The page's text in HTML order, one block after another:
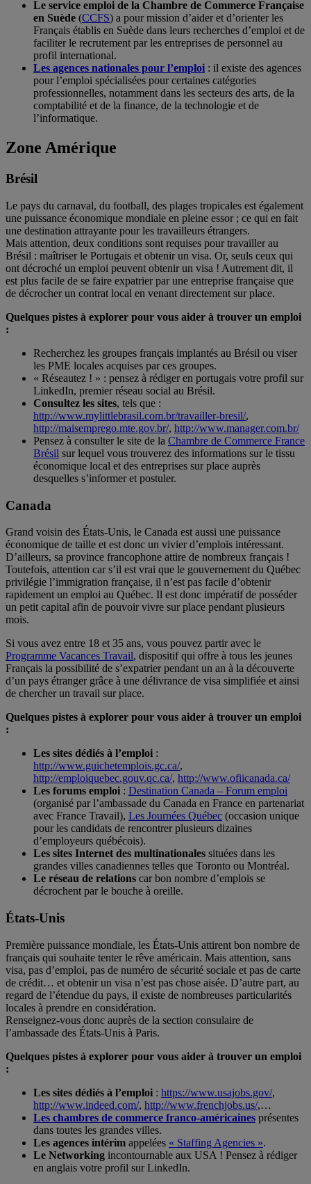
Le service emploi de la Chambre de Commerce Française
en Suède (CCFS) a pour mission d’aider et d’orienter les
Français établis en Suède dans leurs recherches d’emploi et de
faciliter le recrutement par les entreprises de personnel au
profil international.
Les agences nationales pour l’emploi : il existe des agences
pour l’emploi spécialisées pour certaines catégories
professionnelles, notamment dans les secteurs des arts, de la
comptabilité et de la finance, de la technologie et de
l’informatique.
Zone Amérique
Brésil
Le pays du carnaval, du football, des plages tropicales est également
une puissance économique mondiale en pleine essor ; ce qui en fait
une destination attrayante pour les travailleurs étrangers.
Mais attention, deux conditions sont requises pour travailler au
Brésil : maîtriser le Portugais et obtenir un visa. Or, seuls ceux qui
ont décroché un emploi peuvent obtenir un visa ! Autrement dit, il
est plus facile de se faire expatrier par une entreprise française que
de décrocher un contrat local en venant directement sur place.
Quelques pistes à explorer pour vous aider à trouver un emploi
:
Recherchez les groupes français implantés au Brésil ou viser
les PME locales acquises par ces groupes.
« Réseautez ! » : pensez à rédiger en portugais votre profil sur
LinkedIn, premier réseau social au Brésil.
Consultez les sites, tels que :
http://www.mylittlebrasil.com.br/travailler-bresil/,
http://maisemprego.mte.gov.br/, http://www.manager.com.br/
Pensez à consulter le site de la Chambre de Commerce France
Brésil sur lequel vous trouverez des informations sur le tissu
économique local et des entreprises sur place auprès
desquelles s’informer et postuler.
Canada
Grand voisin des États-Unis, le Canada est aussi une puissance
économique de taille et est donc un vivier d’emplois intéressant.
D’ailleurs, sa province francophone attire de nombreux français !
Toutefois, attention car s’il est vrai que le gouvernement du Québec
privilégie l’immigration française, il n’est pas facile d’obtenir
rapidement un emploi au Québec. Il est donc impératif de posséder
un petit capital afin de pouvoir vivre sur place pendant plusieurs
mois.
Si vous avez entre 18 et 35 ans, vous pouvez partir avec le
Programme Vacances Travail, dispositif qui offre à tous les jeunes
Français la possibilité de s’expatrier pendant un an à la découverte
d’un pays étranger grâce à une délivrance de visa simplifiée et ainsi
de chercher un travail sur place.
Quelques pistes à explorer pour vous aider à trouver un emploi
:
Les sites dédiés à l’emploi :
http://www.guichetemplois.gc.ca/,
http://emploiquebec.gouv.qc.ca/, http://www.ofiicanada.ca/
Les forums emploi : Destination Canada – Forum emploi
(organisé par l’ambassade du Canada en France en partenariat
avec France Travail), Les Journées Québec (occasion unique
pour les candidats de rencontrer plusieurs dizaines
d’employeurs québécois).
Les sites Internet des multinationales situées dans les
grandes villes canadiennes telles que Toronto ou Montréal.
Le réseau de relations car bon nombre d’emplois se
décrochent par le bouche à oreille.
États-Unis
Première puissance mondiale, les États-Unis attirent bon nombre de
français qui souhaite tenter le rêve américain. Mais attention, sans
visa, pas d’emploi, pas de numéro de sécurité sociale et pas de carte
de crédit… et obtenir un visa n’est pas chose aisée. D’autre part, au
regard de l’étendue du pays, il existe de nombreuses particularités
locales à prendre en considération.
Renseignez-vous donc auprès de la section consulaire de
l’ambassade des États-Unis à Paris.
Quelques pistes à explorer pour vous aider à trouver un emploi
:
Les sites dédiés à l’emploi : https://www.usajobs.gov/,
http://www.indeed.com/, http://www.frenchjobs.us/,…
Les chambres de commerce franco-américaines présentes
dans toutes les grandes villes.
Les agences intérim appelées « Staffing Agencies ».
Le Networking incontournable aux USA ! Pensez à rédiger
en anglais votre profil sur LinkedIn.